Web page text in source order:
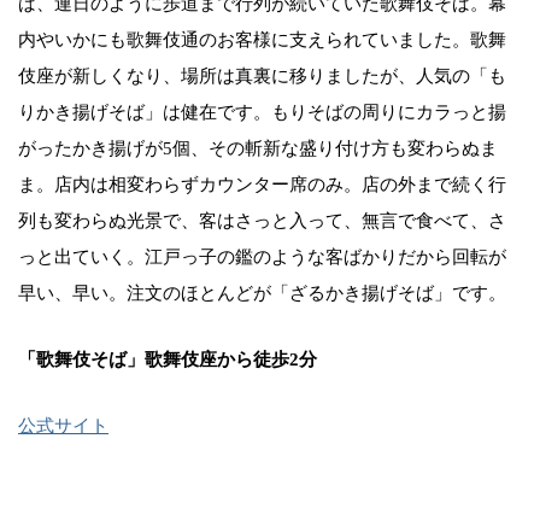
内やいかにも歌舞伎通のお客様に支えられていました。歌舞
伎座が新しくなり、場所は真裏に移りましたが、人気の「も
りかき揚げそば」は健在です。もりそばの周りにカラっと揚
がったかき揚げが5個、その斬新な盛り付け方も変わらぬま
ま。店内は相変わらずカウンター席のみ。店の外まで続く行
列も変わらぬ光景で、客はさっと入って、無言で食べて、さ
っと出ていく。江戸っ子の鑑のような客ばかりだから回転が
早い、早い。注文のほとんどが「ざるかき揚げそば」です。
「歌舞伎そば」歌舞伎座から徒歩2分
公式サイト